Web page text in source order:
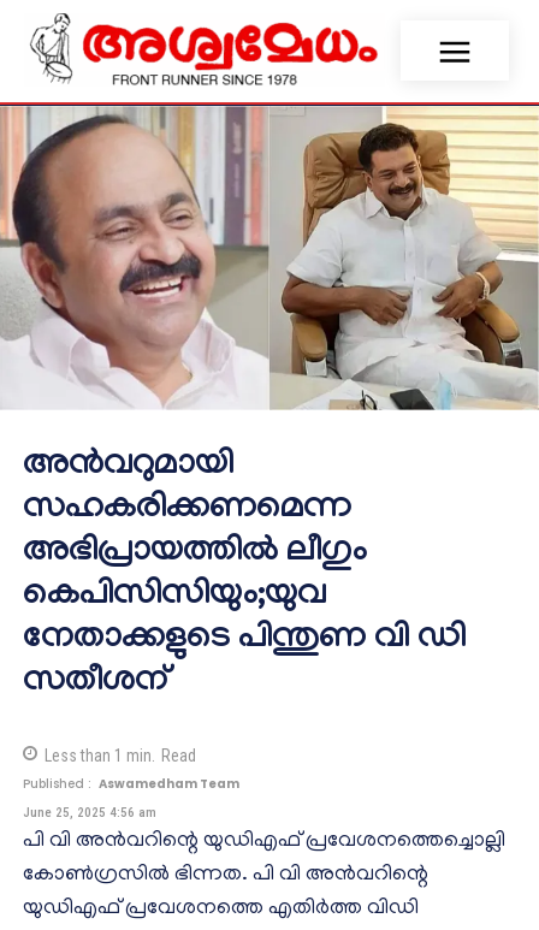
അൻവറുമായി
സഹകരിക്കണമെന്ന
അഭിപ്രായത്തിൽ ലീഗും
കെപിസിസിയും;യുവ
നേതാക്കളുടെ പിന്തുണ വി ഡി
സതീശന്
Less than 1 min. Read
Published : Aswamedham Team
June 25, 2025 4:56 am
പി വി അൻവറിന്റെ യുഡിഎഫ് പ്രവേശനത്തെച്ചൊല്ലി
കോൺഗ്രസിൽ ഭിന്നത. പി വി അൻവറിന്റെ
യുഡിഎഫ് പ്രവേശനത്തെ എതിർത്ത വിഡി